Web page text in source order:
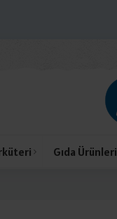
Gıda Ürünleri